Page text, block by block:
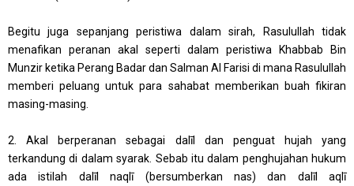
Begitu juga sepanjang peristiwa dalam sirah, Rasulullah tidak
menafikan peranan akal seperti dalam peristiwa Khabbab Bin
Munzir ketika Perang Badar dan Salman Al Farisi di mana Rasulullah
memberi peluang untuk para sahabat memberikan buah fikiran
masing-masing.
2. Akal berperanan sebagai dalīl dan penguat hujah yang
terkandung di dalam syarak. Sebab itu dalam penghujahan hukum
ada istilah dalīl naqlī (bersumberkan nas) dan dalīl aqlī